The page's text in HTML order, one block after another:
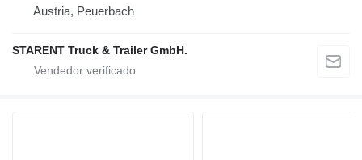
Austria, Peuerbach
STARENT Truck & Trailer GmbH.